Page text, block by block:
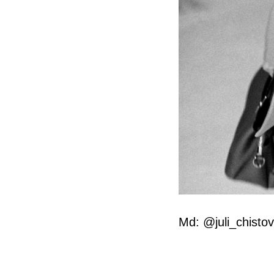
Md: